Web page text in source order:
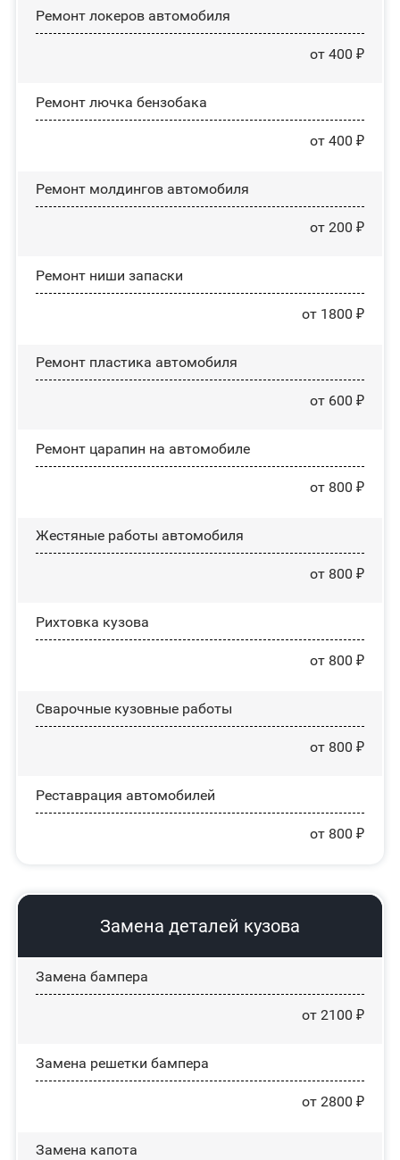
Ремонт лoĸepoв автомобиля
от 400 ₽
Ремонт лючка бензобака
от 400 ₽
Ремонт молдингов автомобиля
от 200 ₽
Ремонт ниши запаски
от 1800 ₽
Ремонт пластика автомобиля
от 600 ₽
Ремонт царапин на автомобиле
от 800 ₽
Жестяные работы автомобиля
от 800 ₽
Рихтовка кузова
от 800 ₽
Сварочные кузовные работы
от 800 ₽
Реставрация автомобилей
от 800 ₽
Замена деталей кузова
Замена бампера
от 2100 ₽
Замена решетки бампера
от 2800 ₽
Замена капота